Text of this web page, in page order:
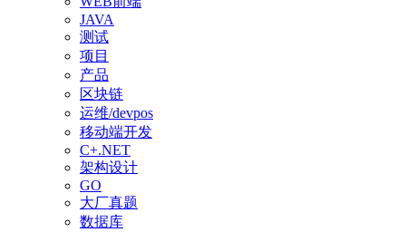
JAVA
测试
项目
产品
区块链
运维/devpos
移动端开发
C+.NET
架构设计
GO
大厂真题
数据库